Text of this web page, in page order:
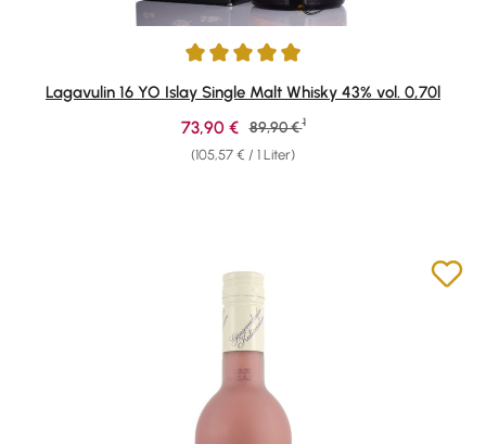
Durchschnittliche Bewertung von 4.95 von 5 Sternen
Lagavulin 16 YO Islay Single Malt Whisky 43% vol. 0,70l
(105,57 € / 1 Liter)
Verkaufspreis:
73,90 € Regulärer Preis:
89,90 € 1